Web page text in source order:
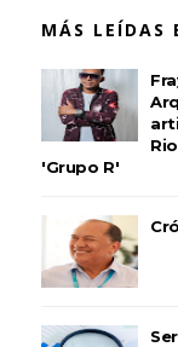
MÁS LEÍDAS
'Grupo R'